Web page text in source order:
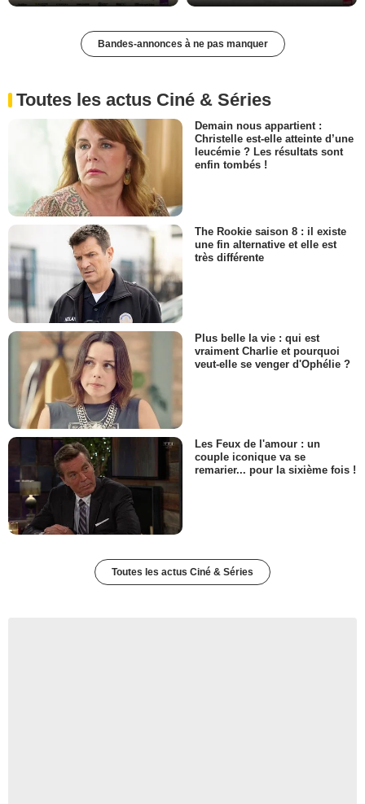
Bandes-annonces à ne pas manquer
Toutes les actus Ciné & Séries
Demain nous appartient :
Christelle est-elle atteinte d’une
leucémie ? Les résultats sont
enfin tombés !
The Rookie saison 8 : il existe
une fin alternative et elle est
très différente
Plus belle la vie : qui est
vraiment Charlie et pourquoi
veut-elle se venger d'Ophélie ?
Les Feux de l'amour : un
couple iconique va se
remarier... pour la sixième fois !
Toutes les actus Ciné & Séries